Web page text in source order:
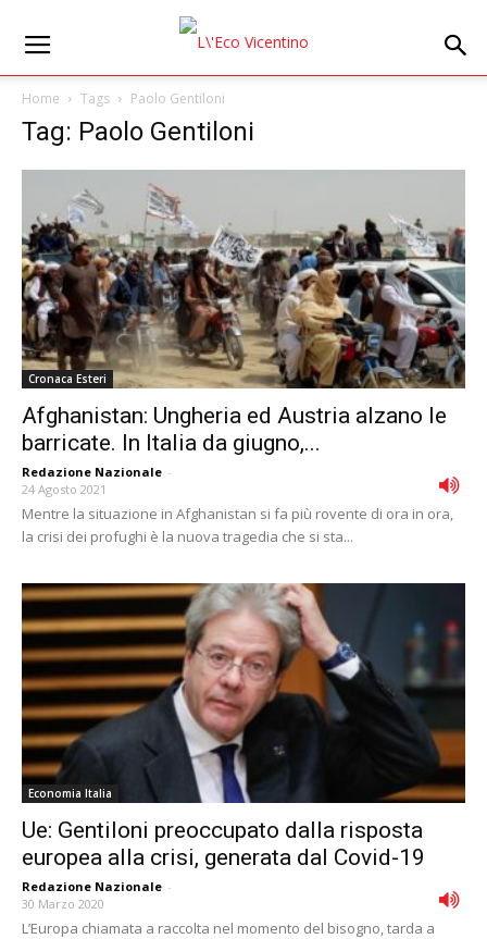
Home Tags Paolo Gentiloni
Tag: Paolo Gentiloni
Cronaca Esteri
Afghanistan: Ungheria ed Austria alzano le
barricate. In Italia da giugno,...
Redazione Nazionale -
24 Agosto 2021
Mentre la situazione in Afghanistan si fa più rovente di ora in ora,
la crisi dei profughi è la nuova tragedia che si sta...
Economia Italia
Ue: Gentiloni preoccupato dalla risposta
europea alla crisi, generata dal Covid-19
Redazione Nazionale -
30 Marzo 2020
L’Europa chiamata a raccolta nel momento del bisogno, tarda a